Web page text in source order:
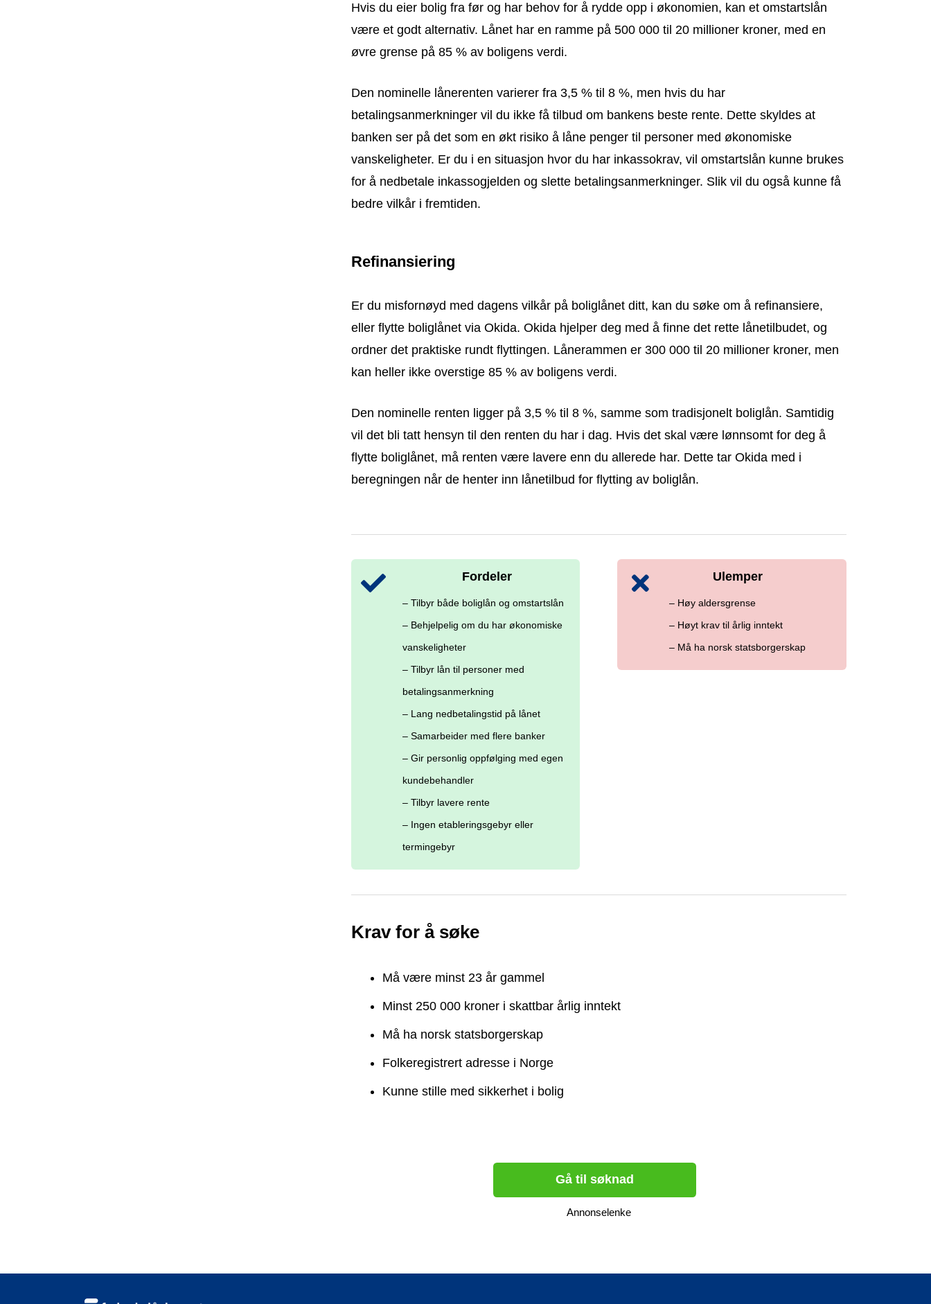
Hvis du eier bolig fra før og har behov for å rydde opp i økonomien, kan et omstartslån
være et godt alternativ. Lånet har en ramme på 500 000 til 20 millioner kroner, med en
øvre grense på 85 % av boligens verdi.
Den nominelle lånerenten varierer fra 3,5 % til 8 %, men hvis du har
betalingsanmerkninger vil du ikke få tilbud om bankens beste rente. Dette skyldes at
banken ser på det som en økt risiko å låne penger til personer med økonomiske
vanskeligheter. Er du i en situasjon hvor du har inkassokrav, vil omstartslån kunne brukes
for å nedbetale inkassogjelden og slette betalingsanmerkninger. Slik vil du også kunne få
bedre vilkår i fremtiden.
Refinansiering
Er du misfornøyd med dagens vilkår på boliglånet ditt, kan du søke om å refinansiere,
eller flytte boliglånet via Okida. Okida hjelper deg med å finne det rette lånetilbudet, og
ordner det praktiske rundt flyttingen. Lånerammen er 300 000 til 20 millioner kroner, men
kan heller ikke overstige 85 % av boligens verdi.
Den nominelle renten ligger på 3,5 % til 8 %, samme som tradisjonelt boliglån. Samtidig
vil det bli tatt hensyn til den renten du har i dag. Hvis det skal være lønnsomt for deg å
flytte boliglånet, må renten være lavere enn du allerede har. Dette tar Okida med i
beregningen når de henter inn lånetilbud for flytting av boliglån.
Fordeler
– Tilbyr både boliglån og omstartslån
– Behjelpelig om du har økonomiske
vanskeligheter
– Tilbyr lån til personer med
betalingsanmerkning
– Lang nedbetalingstid på lånet
– Samarbeider med flere banker
– Gir personlig oppfølging med egen
kundebehandler
– Tilbyr lavere rente
– Ingen etableringsgebyr eller
termingebyr
Ulemper
– Høy aldersgrense
– Høyt krav til årlig inntekt
– Må ha norsk statsborgerskap
Krav for å søke
Må være minst 23 år gammel
Minst 250 000 kroner i skattbar årlig inntekt
Må ha norsk statsborgerskap
Folkeregistrert adresse i Norge
Kunne stille med sikkerhet i bolig
Gå til søknad
Annonselenke